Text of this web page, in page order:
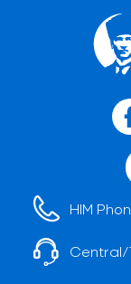
HIM
Central/